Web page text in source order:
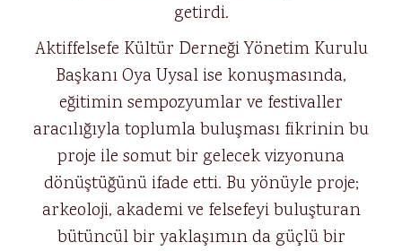
getirdi.
Aktiffelsefe Kültür Derneği Yönetim Kurulu
Başkanı Oya Uysal ise konuşmasında,
eğitimin sempozyumlar ve festivaller
aracılığıyla toplumla buluşması fikrinin bu
proje ile somut bir gelecek vizyonuna
dönüştüğünü ifade etti. Bu yönüyle proje;
arkeoloji, akademi ve felsefeyi buluşturan
bütüncül bir yaklaşımın da güçlü bir